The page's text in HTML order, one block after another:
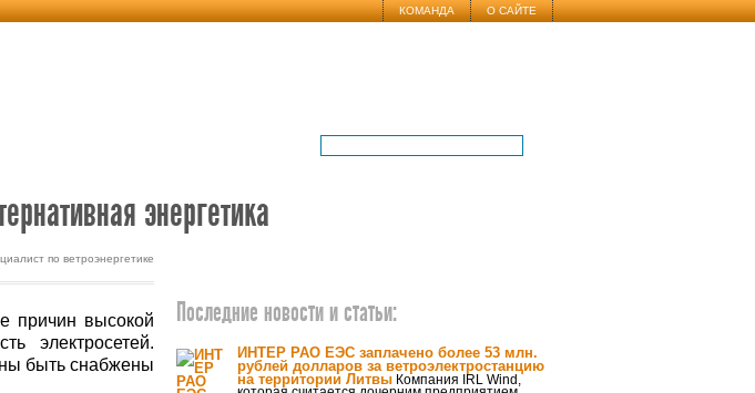
КОМАНДА О САЙТЕ
энергетика
по ветроэнергетике
причин высокой
электросетей.
быть снабжены
Последние новости и статьи:
ИНТЕР РАО ЕЭС заплачено более 53 млн.
рублей долларов за ветроэлектростанцию
на территории Литвы Компания IRL Wind,